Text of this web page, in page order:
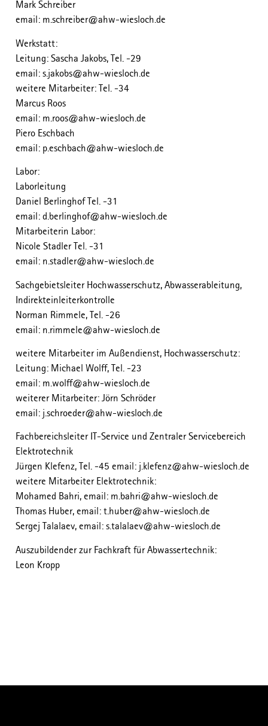
Mark Schreiber
email: m.schreiber@ahw-wiesloch.de
Werkstatt:
Leitung: Sascha Jakobs, Tel. -29
email: s.jakobs@ahw-wiesloch.de
weitere Mitarbeiter: Tel. -34
Marcus Roos
email: m.roos@ahw-wiesloch.de
Piero Eschbach
email: p.eschbach@ahw-wiesloch.de
Labor:
Laborleitung
Daniel Berlinghof Tel. -31
email: d.berlinghof@ahw-wiesloch.de
Mitarbeiterin Labor:
Nicole Stadler Tel. -31
email: n.stadler@ahw-wiesloch.de
Sachgebietsleiter Hochwasserschutz, Abwasserableitung,
Indirekteinleiterkontrolle
Norman Rimmele, Tel. -26
email: n.rimmele@ahw-wiesloch.de
weitere Mitarbeiter im Außendienst, Hochwasserschutz:
Leitung: Michael Wolff, Tel. -23
email: m.wolff@ahw-wiesloch.de
weiterer Mitarbeiter: Jörn Schröder
email: j.schroeder@ahw-wiesloch.de
Fachbereichsleiter IT-Service und Zentraler Servicebereich
Elektrotechnik
Jürgen Klefenz, Tel. -45 email: j.klefenz@ahw-wiesloch.de
weitere Mitarbeiter Elektrotechnik:
Mohamed Bahri, email: m.bahri@ahw-wiesloch.de
Thomas Huber, email: t.huber@ahw-wiesloch.de
Sergej Talalaev, email: s.talalaev@ahw-wiesloch.de
Auszubildender zur Fachkraft für Abwassertechnik:
Leon Kropp